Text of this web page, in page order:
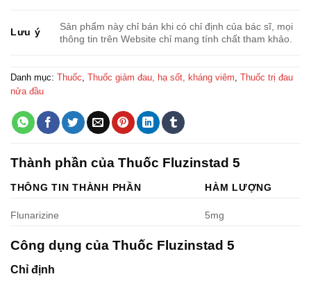
Lưu ý
Sản phẩm này chỉ bán khi có chỉ định của bác sĩ, mọi
thông tin trên Website chỉ mang tính chất tham khảo.
Danh mục: Thuốc Thuốc giảm đau, hạ sốt, kháng viêm Thuốc trị đau
nửa đầu
Thành phần của Thuốc Fluzinstad 5
THÔNG TIN THÀNH PHẦN HÀM LƯỢNG
Flunarizine 5mg
Công dụng của Thuốc Fluzinstad 5
Chỉ định